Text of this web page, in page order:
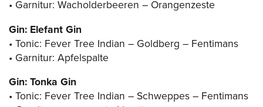
• Garnitur: Wacholderbeeren – Orangenzeste
Gin: Elefant Gin
• Tonic: Fever Tree Indian – Goldberg – Fentimans
• Garnitur: Apfelspalte
Gin: Tonka Gin
• Tonic: Fever Tree Indian – Schweppes – Fentimans